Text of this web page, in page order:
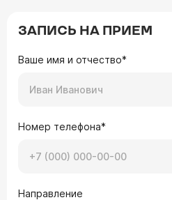
ЗАПИСЬ НА ПРИЕМ
Ваше имя и отчество*
Номер телефона*
Направление